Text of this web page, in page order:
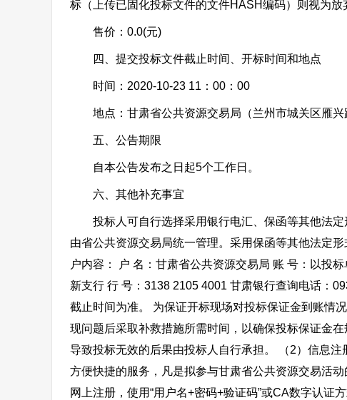
标（上传已固化投标文件的文件HASH编码）则视为放
售价：0.0(元)
四、提交投标文件截止时间、开标时间和地点
时间：2020-10-23 11：00：00
地点：甘肃省公共资源交易局（兰州市城关区雁兴
五、公告期限
自本公告发布之日起5个工作日。
六、其他补充事宜
投标人可自行选择采用银行电汇、保函等其他法定
由省公共资源交易局统一管理。采用保函等其他法定
户内容： 户 名：甘肃省公共资源交易局 账 号：以投
新支行 行 号：3138 2105 4001 甘肃银行查询电话：
截止时间为准。 为保证开标现场对投标保证金到账情
现问题后采取补救措施所需时间，以确保投标保证金
导致投标无效的后果由投标人自行承担。 （2）信息
方便快捷的服务，凡是拟参与甘肃省公共资源交易活
网上注册，使用“用户名+密码+验证码”或CA数字认证